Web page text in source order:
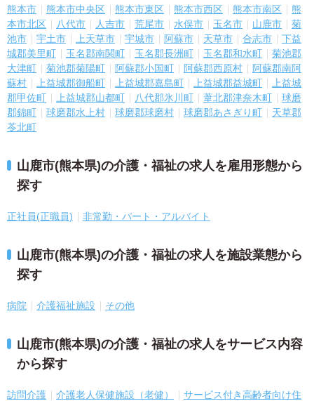
熊本市 熊本市中央区 熊本市東区 熊本市西区 熊本市南区
熊
本市北区
八代市 人吉市 荒尾市 水俣市 玉名市 山鹿市
菊
池市
宇土市 上天草市 宇城市 阿蘇市 天草市 合志市
下益
城郡美里町
玉名郡南関町 玉名郡長洲町 玉名郡和水町
菊池郡
大津町
菊池郡菊陽町 阿蘇郡小国町 阿蘇郡西原村
阿蘇郡南阿
蘇村
上益城郡御船町 上益城郡嘉島町 上益城郡益城町
上益城
郡甲佐町
上益城郡山都町 八代郡氷川町 葦北郡津奈木町
球磨
郡錦町
球磨郡水上村 球磨郡球磨村 球磨郡あさぎり町
天草郡
苓北町
山鹿市(熊本県)の介護・福祉の求人を雇用形態から
探す
正社員(正職員) 非常勤・パート・アルバイト
山鹿市(熊本県)の介護・福祉の求人を施設業態から
探す
病院 介護福祉施設 その他
山鹿市(熊本県)の介護・福祉の求人をサービス内容
から探す
訪問介護 介護老人保健施設（老健）
サービス付き高齢者向け住